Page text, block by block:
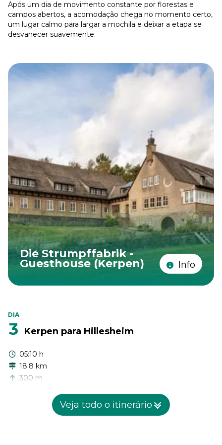
Após um dia de movimento constante por florestas e
campos abertos, a acomodação chega no momento certo,
um lugar calmo para largar a mochila e deixar a etapa se
desvanecer suavemente.
Die Strumpffabrik -
Guesthouse (Kerpen) Info
DIA
3 Kerpen para Hillesheim
05:10 h
18.8 km
300 m
Esta etapa parece compacta, mas continua mudando de
Veja todo o itinerário